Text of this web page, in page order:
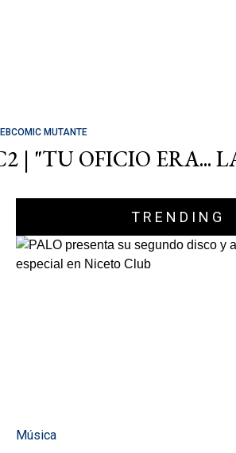
MUTANTE
| "TU OFICIO ERA...
TRENDING
Música